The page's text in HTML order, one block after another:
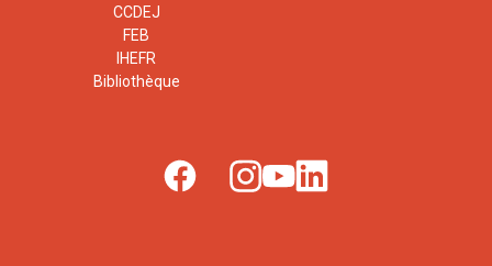
CCDEJ
FEB
IHEFR
Bibliothèque